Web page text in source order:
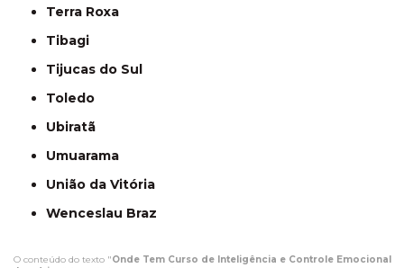
Terra Roxa
Tibagi
Tijucas do Sul
Toledo
Ubiratã
Umuarama
União da Vitória
Wenceslau Braz
O conteúdo do texto "Onde Tem Curso de Inteligência e Controle Emocional